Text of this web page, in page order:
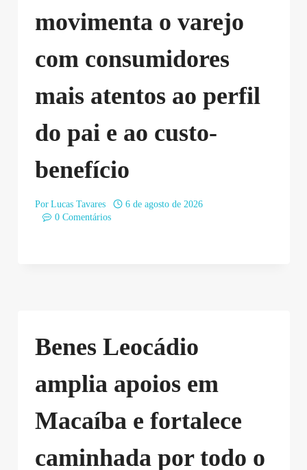
movimenta o varejo
com consumidores
mais atentos ao perfil
do pai e ao custo-
benefício
Por Lucas Tavares
6 de agosto de 2026
0 Comentários
Benes Leocádio
amplia apoios em
Macaíba e fortalece
caminhada por todo o